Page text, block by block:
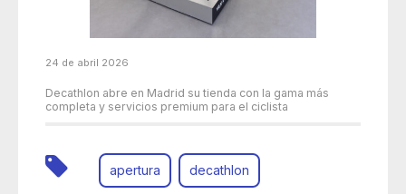
24 de abril 2026
Decathlon abre en Madrid su tienda con la gama más
completa y servicios premium para el ciclista
apertura decathlon